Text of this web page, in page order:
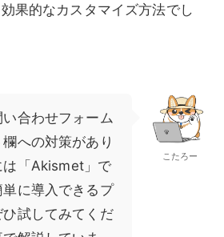
果的なカスタマイズ方法でし
合わせフォーム
への対策があり
は「Akismet」で
に導入できるプ
試してみてくだ
こたろー